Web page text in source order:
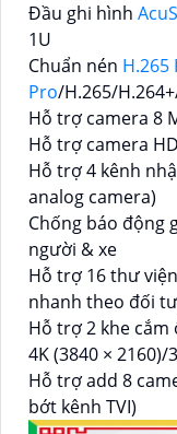
Đầu ghi hình
1U
Chuẩn nén H.265
Pro/H.265/
Hỗ trợ camera 8
Hỗ trợ camera
Hỗ trợ 4 kênh
analog camera)
Chống báo động
người & xe
Hỗ trợ 16 thư
nhanh theo đối
Hỗ trợ 2 khe cắm
4K (3840 × 2160)/
Hỗ trợ add 8
bớt kênh TVI)